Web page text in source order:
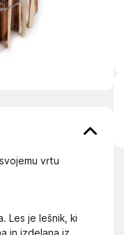
vrtu
Les je lešnik, ki